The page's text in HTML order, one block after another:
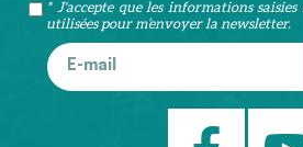
* J'accepte que les informations
utilisées pour m’envoyer la newsletter.